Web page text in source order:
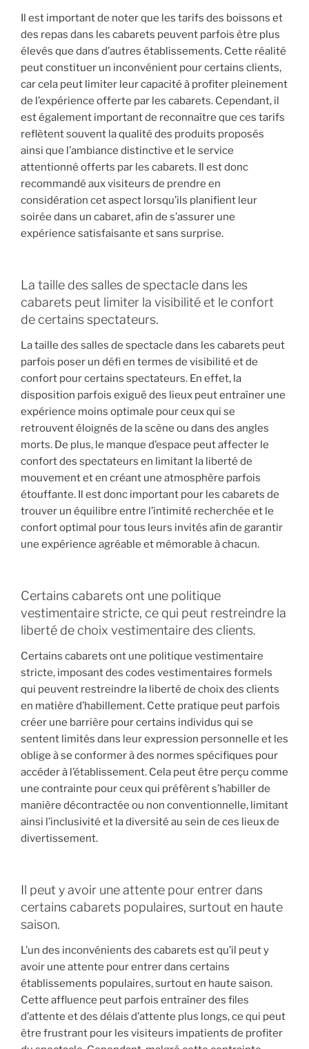
Il est important de noter que les tarifs des boissons et
des repas dans les cabarets peuvent parfois être plus
élevés que dans d’autres établissements. Cette réalité
peut constituer un inconvénient pour certains clients,
car cela peut limiter leur capacité à profiter pleinement
de l’expérience offerte par les cabarets. Cependant, il
est également important de reconnaître que ces tarifs
reflètent souvent la qualité des produits proposés
ainsi que l’ambiance distinctive et le service
attentionné offerts par les cabarets. Il est donc
recommandé aux visiteurs de prendre en
considération cet aspect lorsqu’ils planifient leur
soirée dans un cabaret, afin de s’assurer une
expérience satisfaisante et sans surprise.
La taille des salles de spectacle dans les
cabarets peut limiter la visibilité et le confort
de certains spectateurs.
La taille des salles de spectacle dans les cabarets peut
parfois poser un défi en termes de visibilité et de
confort pour certains spectateurs. En effet, la
disposition parfois exiguë des lieux peut entraîner une
expérience moins optimale pour ceux qui se
retrouvent éloignés de la scène ou dans des angles
morts. De plus, le manque d’espace peut affecter le
confort des spectateurs en limitant la liberté de
mouvement et en créant une atmosphère parfois
étouffante. Il est donc important pour les cabarets de
trouver un équilibre entre l’intimité recherchée et le
confort optimal pour tous leurs invités afin de garantir
une expérience agréable et mémorable à chacun.
Certains cabarets ont une politique
vestimentaire stricte, ce qui peut restreindre la
liberté de choix vestimentaire des clients.
Certains cabarets ont une politique vestimentaire
stricte, imposant des codes vestimentaires formels
qui peuvent restreindre la liberté de choix des clients
en matière d’habillement. Cette pratique peut parfois
créer une barrière pour certains individus qui se
sentent limités dans leur expression personnelle et les
oblige à se conformer à des normes spécifiques pour
accéder à l’établissement. Cela peut être perçu comme
une contrainte pour ceux qui préfèrent s’habiller de
manière décontractée ou non conventionnelle, limitant
ainsi l’inclusivité et la diversité au sein de ces lieux de
divertissement.
Il peut y avoir une attente pour entrer dans
certains cabarets populaires, surtout en haute
saison.
L’un des inconvénients des cabarets est qu’il peut y
avoir une attente pour entrer dans certains
établissements populaires, surtout en haute saison.
Cette affluence peut parfois entraîner des files
d’attente et des délais d’attente plus longs, ce qui peut
être frustrant pour les visiteurs impatients de profiter